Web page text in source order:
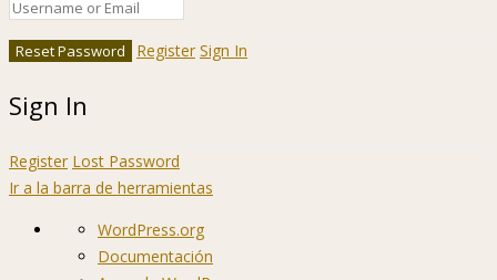
Register Sign In
Sign In
Register Lost Password
Ir a la barra de herramientas
AcercaWordPress.org
Documentación